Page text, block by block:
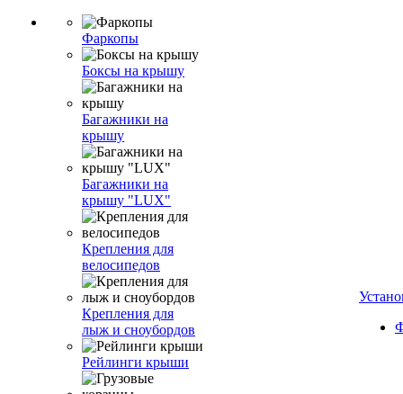
Фаркопы
Боксы на крышу
Багажники на
крышу
Багажники на
крышу "LUX"
Крепления для
велосипедов
Крепления для
лыж и сноубордов
Рейлинги крыши